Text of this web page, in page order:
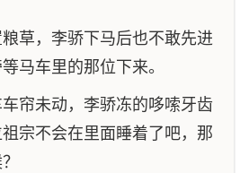
草，李骄下马后也不敢先进
马车里的那位下来。
帘未动，李骄冻的哆嗦牙齿
宗不会在里面睡着了吧，那